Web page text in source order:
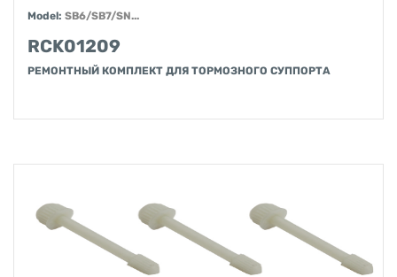
Model: SB6/SB7/SN...
RCK01209
РЕМОНТНЫЙ КОМПЛЕКТ ДЛЯ ТОРМОЗНОГО СУППОРТА